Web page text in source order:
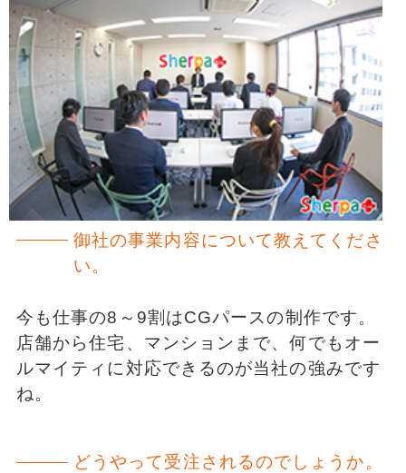
御社の事業内容について教えてくださ
い。
今も仕事の8～9割はCGパースの制作です。
店舗から住宅、マンションまで、何でもオー
ルマイティに対応できるのが当社の強みです
ね。
どうやって受注されるのでしょうか。